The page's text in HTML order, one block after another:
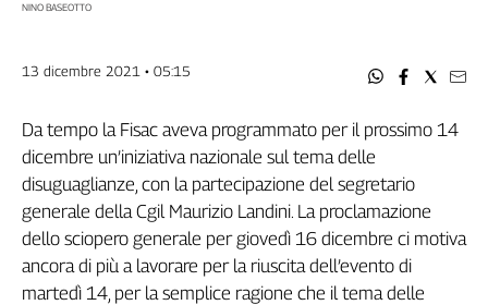
Flai
Fp
Slc
Spi
Inca
Caaf
Speciali
G8
NINO BASEOTTO
13 dicembre 2021 • 05:15
Da tempo la Fisac aveva programmato per il prossimo 14
dicembre un’iniziativa nazionale sul tema delle
disuguaglianze, con la partecipazione del segretario
generale della Cgil Maurizio Landini. La proclamazione
dello sciopero generale per giovedì 16 dicembre ci motiva
ancora di più a lavorare per la riuscita dell’evento di
martedì 14, per la semplice ragione che il tema delle